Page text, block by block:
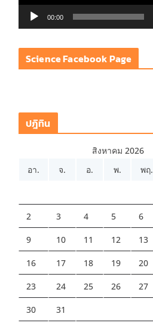
ล์
โ
00:00
Science Facebook Page
ปฎิทิน
สิงหาคม 2026
อา.
จ. อ. พ. พฤ.
2 3 4 5 6
9 10 11 12 13
16 17 18 19 20
23 24 25 26 27
30 31